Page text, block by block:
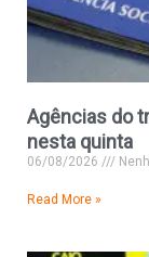
Agências do
nesta quinta
06/08/2026
Read More »